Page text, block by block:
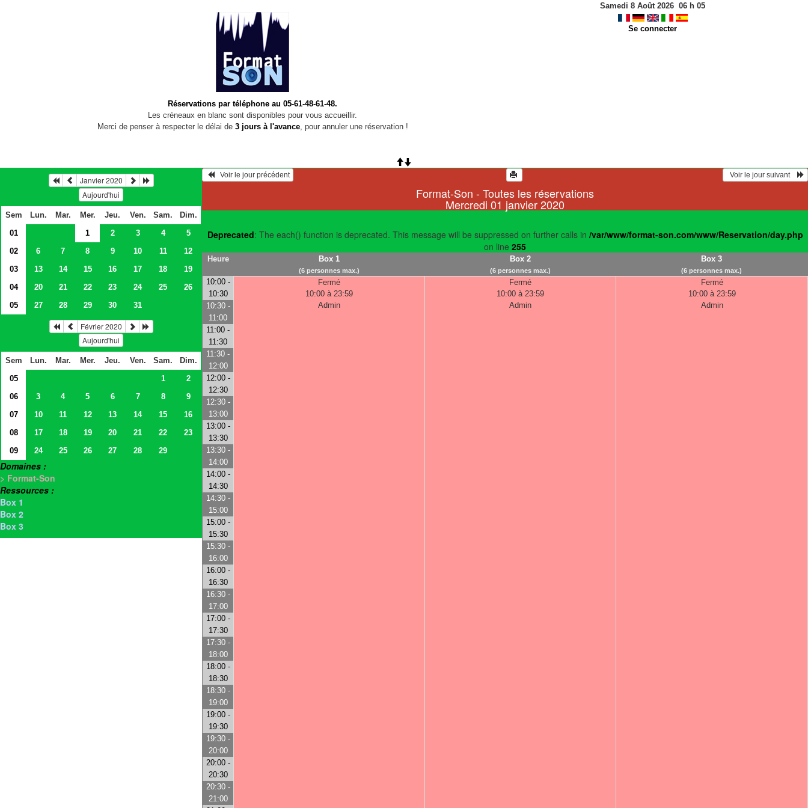
Réservations par téléphone au 05-61-48-61-48.
Les créneaux en blanc sont disponibles pour vous accueillir.
Merci de penser à respecter le délai de 3 jours à l'avance, pour annuler une réservation !
Samedi 8 Août 2026 06 h 05
Se connecter
Janvier 2020
Aujourd'hui
Sem Lun. Mar. Mer. Jeu. Ven. Sam.
Dim.
01
1 2 3 4
5
02
6 7 8 9 10 11
12
03
13 14 15 16 17 18
19
04
20 21 22 23 24 25
26
05
27 28 29 30 31
Février 2020
Aujourd'hui
Sem Lun. Mar. Mer. Jeu. Ven. Sam.
Dim.
05
1
2
06
3 4 5 6 7 8
9
07
10 11 12 13 14 15
16
08
17 18 19 20 21 22
23
09
24 25 26 27 28 29
Domaines :
> Format-Son
Ressources :
Box 1
Box 2
Box 3
   Voir le jour précédent
  Voir le jour suivant
Format-Son - Toutes les réservations
Mercredi 01 janvier 2020
Deprecated: The each() function is deprecated. This message will be suppressed on further calls in /var/www/format-son.com/www/Reservation/day.php
on line 255
Heure Box 1
(6 personnes max.)
Box 2
(6 personnes max.)
Box 3
(6 personnes max.)
10:00 -
10:30
Fermé
10:00 à 23:59
Admin
Fermé
10:00 à 23:59
Admin
Fermé
10:00 à 23:59
Admin
10:30 -
11:00
11:00 -
11:30
11:30 -
12:00
12:00 -
12:30
12:30 -
13:00
13:00 -
13:30
13:30 -
14:00
14:00 -
14:30
14:30 -
15:00
15:00 -
15:30
15:30 -
16:00
16:00 -
16:30
16:30 -
17:00
17:00 -
17:30
17:30 -
18:00
18:00 -
18:30
18:30 -
19:00
19:00 -
19:30
19:30 -
20:00
20:00 -
20:30
20:30 -
21:00